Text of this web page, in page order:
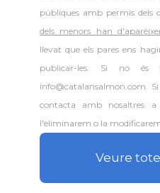
públiques amb permís dels
dels menors han
llevat que els pares ens
publicar-les. Si no és
info@catalansalmon.com.
contacta amb nosaltres a
l'eliminarem o la
Veure